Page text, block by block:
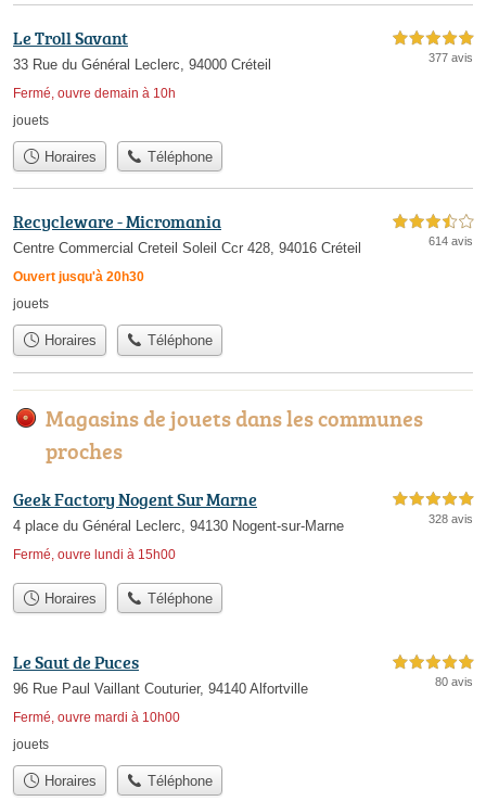
Le Troll Savant
33 Rue du Général Leclerc, 94000 Créteil
Fermé, ouvre demain à 10h
5,0 étoiles sur 5
377 avis
jouets
Horaires Téléphone
Recycleware - Micromania
Centre Commercial Creteil Soleil Ccr 428, 94016 Créteil
Ouvert jusqu'à 20h30
3,5 étoiles sur 5
614 avis
jouets
Horaires Téléphone
Magasins de jouets dans les communes
proches
Geek Factory Nogent Sur Marne
4 place du Général Leclerc, 94130 Nogent-sur-Marne
Fermé, ouvre lundi à 15h00
5,0 étoiles sur 5
328 avis
Horaires Téléphone
Le Saut de Puces
96 Rue Paul Vaillant Couturier, 94140 Alfortville
Fermé, ouvre mardi à 10h00
5,0 étoiles sur 5
80 avis
jouets
Horaires Téléphone